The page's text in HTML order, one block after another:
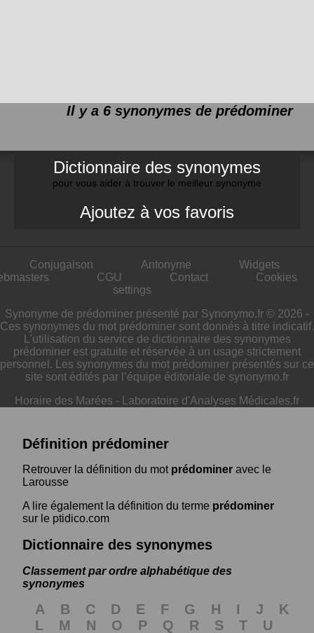
Il y a 6 synonymes de prédominer
Dictionnaire des synonymes
pour vous aider à trouver le meilleur synonyme
Ajoutez à vos favoris
Conjugaison Antonyme
Widgets
CGU Contact
Cookies
settings
Synonyme de prédominer présenté par Synonymo.fr © 2026 -
Ces synonymes du mot prédominer sont donnés à titre indicatif.
L'utilisation du service de dictionnaire des synonymes
prédominer est gratuite et réservée à un usage strictement
personnel. Les synonymes du mot prédominer présentés sur ce
site sont édités par l’équipe éditoriale de synonymo.fr
Horaire des Marées - Laboratoire d'Analyses Médicales.fr
Définition prédominer
Retrouver la définition du mot prédominer avec le
Larousse
A lire également la définition du terme prédominer
sur le ptidico.com
Dictionnaire des synonymes
Classement par ordre alphabétique des
synonymes
A B C D E F G H I J
K
L
M N O P Q R S T U